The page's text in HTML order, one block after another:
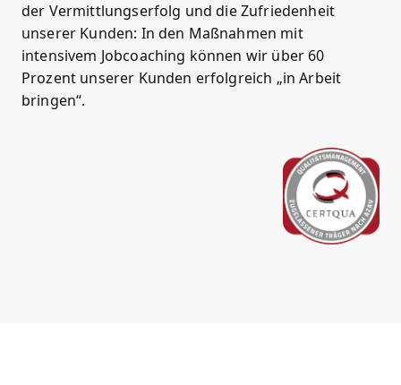
der Vermittlungserfolg und die Zufriedenheit
unserer Kunden: In den Maßnahmen mit
intensivem Jobcoaching können wir über 60
Prozent unserer Kunden erfolgreich „in Arbeit
bringen“.